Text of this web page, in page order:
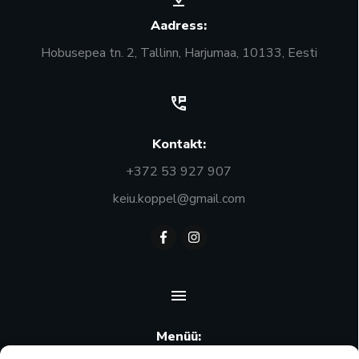
Aadress:
Hobusepea tn. 2, Tallinn, Harjumaa, 10133, Eesti
Kontakt:
+372 53 927 907
keiu.koppel@gmail.com
Menüü: